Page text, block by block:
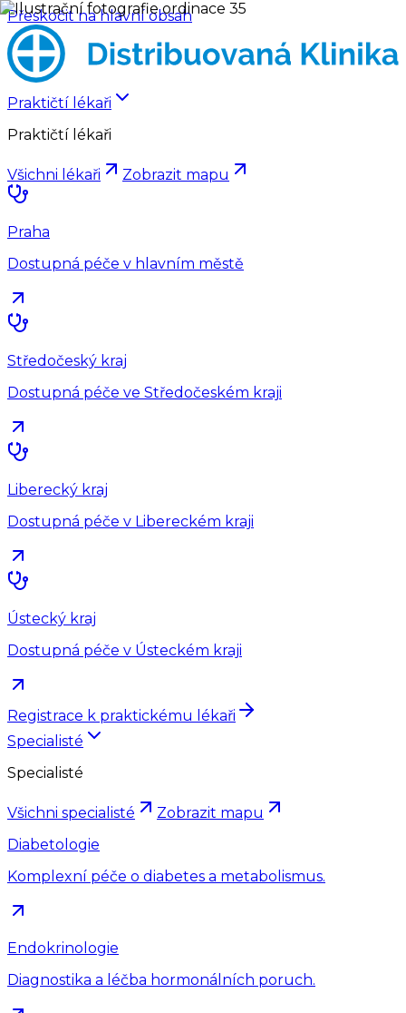
Přeskočit na hlavní obsah
Praktičtí lékaři
Praktičtí lékaři
Všichni lékaři Zobrazit mapu
Praha
Dostupná péče v hlavním městě
Středočeský kraj
Dostupná péče ve Středočeském kraji
Liberecký kraj
Dostupná péče v Libereckém kraji
Ústecký kraj
Dostupná péče v Ústeckém kraji
Registrace k praktickému lékaři
Specialisté
Specialisté
Všichni specialisté
Zobrazit mapu
Diabetologie
Komplexní péče o diabetes a metabolismus.
Endokrinologie
Diagnostika a léčba hormonálních poruch.